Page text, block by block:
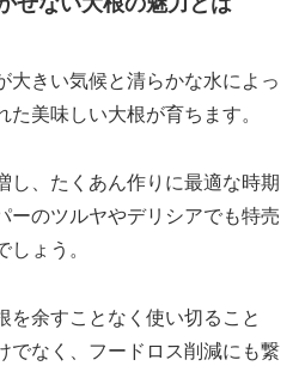
大きい気候と清らかな水によっ
美味しい大根が育ちます。
し、たくあん作りに最適な時期
ーのツルヤやデリシアでも特売
ょう。
を余すことなく使い切ること
でなく、フードロス削減にも繋